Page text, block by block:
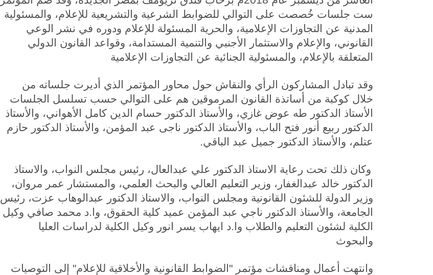
ست جلسات خُصصت على التوالي للضوابط الشرعية والتشريعية للإعلام، والمسئولية
المدنية عن التجاوزات الإعلامية، والحرية المسئولة للإعلام ودوره في نشر الوعي
القانوني، والإعلام والاستثمار الأجنبي والتنمية المستدامة، وقواعد القانون الدولي
المتعلقة بالإعلام، والمسئولية الجنائية عن التجاوزات الإعلامية
وقد تبادل المشاركون الرأي والنقاش حول محاور المؤتمر الذي أديرت جلساته من
خلال كوكبة من أساتذة القانون المرموقين هم على التوالي حسب تسلسل الجلسات
الأستاذ الدكتور طه عوض غازي، والأستاذ الدكتور حسام الدين كامل الأهواني، والأستاذ
الدكتور ربيع أنور فتح الباب، والأستاذ الدكتور ناجى عبد المؤمن، والأستاذ الدكتور حازم
عتلم، والأستاذ الدكتور جميل عبد الباقي.
وكان ذلك تحت رعاية الاستاذ الدكتور علي عبدالعال، رئيس مجلس النواب، والاستاذ
الدكتور خالد عبدالغفار، وزير التعليم العالي والبحث العلمي، والمستشار عمر مروان،
وزير الدولة للشئون القانونية ومجلس النواب، والاستاذ الدكتور عبدالوهاب عزت، رئيس
الجامعة، والأستاذ الدكتور ناجي عبد المؤمن عميد كلية الحقوق، وا.د محمد صافي وكيل
الكلية لشئون التعليم والطلاب وا.د ايهاب يسر انور وكيل الكلية لدراسات العليا
والبحوث
وانتهت أعمال ومناقشات مؤتمر "الضوابط القانونية والأخلاقية للإعلام" إلى التوصيات